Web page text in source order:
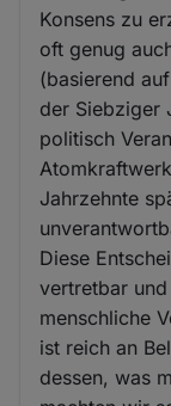
Konsens zu
oft genug
(basierend
der Siebziger
politisch
Jahrzehnte
Diese
vertretbar
menschliche
ist reich an
dessen, was